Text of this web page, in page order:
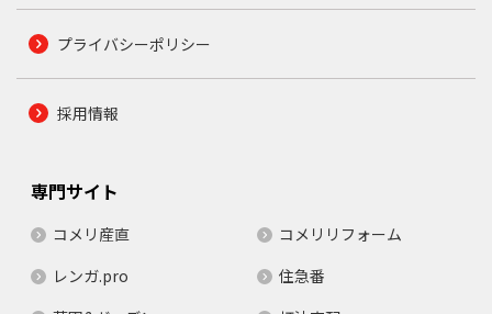
プライバシーポリシー
採用情報
専門サイト
コメリ産直
コメリリフォーム
レンガ.pro
住急番